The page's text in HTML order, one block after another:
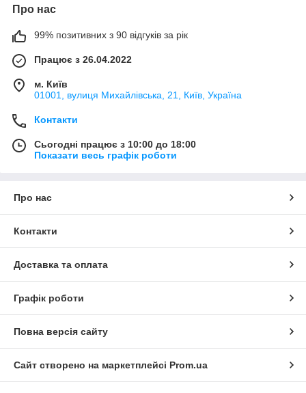
Про нас
99% позитивних з 90 відгуків за рік
Працює з 26.04.2022
м. Київ
01001, вулиця Михайлівська, 21, Київ, Україна
Контакти
Сьогодні працює з 10:00 до 18:00
Показати весь графік роботи
Про нас
Контакти
Доставка та оплата
Графік роботи
Повна версія сайту
Сайт створено на маркетплейсі Prom.ua